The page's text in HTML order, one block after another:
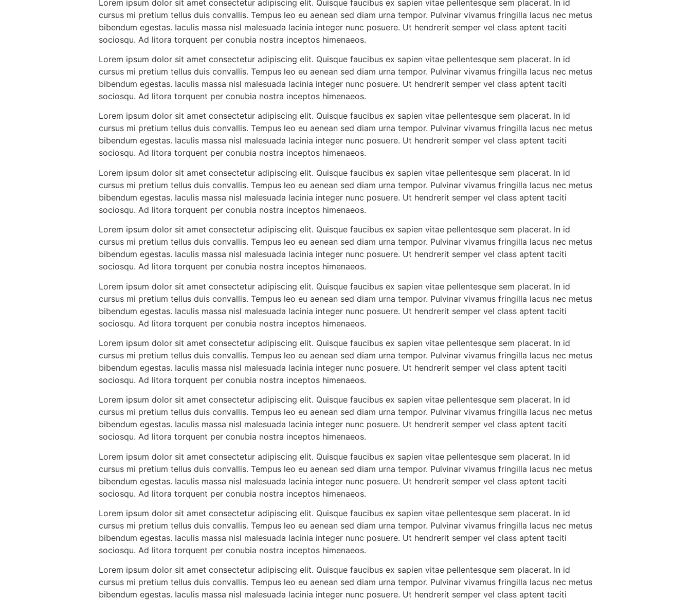
Lorem ipsum dolor sit amet consectetur adipiscing elit. Quisque faucibus ex sapien vitae pellentesque sem placerat. In id
cursus mi pretium tellus duis convallis. Tempus leo eu aenean sed diam urna tempor. Pulvinar vivamus fringilla lacus nec metus
bibendum egestas. Iaculis massa nisl malesuada lacinia integer nunc posuere. Ut hendrerit semper vel class aptent taciti
sociosqu. Ad litora torquent per conubia nostra inceptos himenaeos.
Lorem ipsum dolor sit amet consectetur adipiscing elit. Quisque faucibus ex sapien vitae pellentesque sem placerat. In id
cursus mi pretium tellus duis convallis. Tempus leo eu aenean sed diam urna tempor. Pulvinar vivamus fringilla lacus nec metus
bibendum egestas. Iaculis massa nisl malesuada lacinia integer nunc posuere. Ut hendrerit semper vel class aptent taciti
sociosqu. Ad litora torquent per conubia nostra inceptos himenaeos.
Lorem ipsum dolor sit amet consectetur adipiscing elit. Quisque faucibus ex sapien vitae pellentesque sem placerat. In id
cursus mi pretium tellus duis convallis. Tempus leo eu aenean sed diam urna tempor. Pulvinar vivamus fringilla lacus nec metus
bibendum egestas. Iaculis massa nisl malesuada lacinia integer nunc posuere. Ut hendrerit semper vel class aptent taciti
sociosqu. Ad litora torquent per conubia nostra inceptos himenaeos.
Lorem ipsum dolor sit amet consectetur adipiscing elit. Quisque faucibus ex sapien vitae pellentesque sem placerat. In id
cursus mi pretium tellus duis convallis. Tempus leo eu aenean sed diam urna tempor. Pulvinar vivamus fringilla lacus nec metus
bibendum egestas. Iaculis massa nisl malesuada lacinia integer nunc posuere. Ut hendrerit semper vel class aptent taciti
sociosqu. Ad litora torquent per conubia nostra inceptos himenaeos.
Lorem ipsum dolor sit amet consectetur adipiscing elit. Quisque faucibus ex sapien vitae pellentesque sem placerat. In id
cursus mi pretium tellus duis convallis. Tempus leo eu aenean sed diam urna tempor. Pulvinar vivamus fringilla lacus nec metus
bibendum egestas. Iaculis massa nisl malesuada lacinia integer nunc posuere. Ut hendrerit semper vel class aptent taciti
sociosqu. Ad litora torquent per conubia nostra inceptos himenaeos.
Lorem ipsum dolor sit amet consectetur adipiscing elit. Quisque faucibus ex sapien vitae pellentesque sem placerat. In id
cursus mi pretium tellus duis convallis. Tempus leo eu aenean sed diam urna tempor. Pulvinar vivamus fringilla lacus nec metus
bibendum egestas. Iaculis massa nisl malesuada lacinia integer nunc posuere. Ut hendrerit semper vel class aptent taciti
sociosqu. Ad litora torquent per conubia nostra inceptos himenaeos.
Lorem ipsum dolor sit amet consectetur adipiscing elit. Quisque faucibus ex sapien vitae pellentesque sem placerat. In id
cursus mi pretium tellus duis convallis. Tempus leo eu aenean sed diam urna tempor. Pulvinar vivamus fringilla lacus nec metus
bibendum egestas. Iaculis massa nisl malesuada lacinia integer nunc posuere. Ut hendrerit semper vel class aptent taciti
sociosqu. Ad litora torquent per conubia nostra inceptos himenaeos.
Lorem ipsum dolor sit amet consectetur adipiscing elit. Quisque faucibus ex sapien vitae pellentesque sem placerat. In id
cursus mi pretium tellus duis convallis. Tempus leo eu aenean sed diam urna tempor. Pulvinar vivamus fringilla lacus nec metus
bibendum egestas. Iaculis massa nisl malesuada lacinia integer nunc posuere. Ut hendrerit semper vel class aptent taciti
sociosqu. Ad litora torquent per conubia nostra inceptos himenaeos.
Lorem ipsum dolor sit amet consectetur adipiscing elit. Quisque faucibus ex sapien vitae pellentesque sem placerat. In id
cursus mi pretium tellus duis convallis. Tempus leo eu aenean sed diam urna tempor. Pulvinar vivamus fringilla lacus nec metus
bibendum egestas. Iaculis massa nisl malesuada lacinia integer nunc posuere. Ut hendrerit semper vel class aptent taciti
sociosqu. Ad litora torquent per conubia nostra inceptos himenaeos.
Lorem ipsum dolor sit amet consectetur adipiscing elit. Quisque faucibus ex sapien vitae pellentesque sem placerat. In id
cursus mi pretium tellus duis convallis. Tempus leo eu aenean sed diam urna tempor. Pulvinar vivamus fringilla lacus nec metus
bibendum egestas. Iaculis massa nisl malesuada lacinia integer nunc posuere. Ut hendrerit semper vel class aptent taciti
sociosqu. Ad litora torquent per conubia nostra inceptos himenaeos.
Lorem ipsum dolor sit amet consectetur adipiscing elit. Quisque faucibus ex sapien vitae pellentesque sem placerat. In id
cursus mi pretium tellus duis convallis. Tempus leo eu aenean sed diam urna tempor. Pulvinar vivamus fringilla lacus nec metus
bibendum egestas. Iaculis massa nisl malesuada lacinia integer nunc posuere. Ut hendrerit semper vel class aptent taciti